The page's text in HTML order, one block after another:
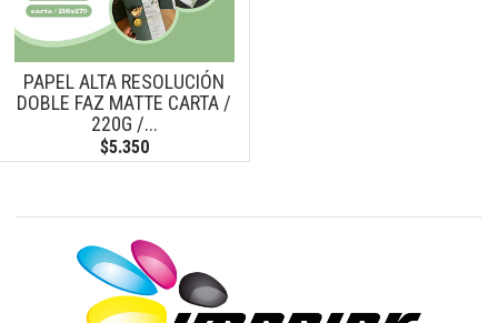
PAPEL ALTA RESOLUCIÓN
DOBLE FAZ MATTE CARTA /
220G /...
$5.350